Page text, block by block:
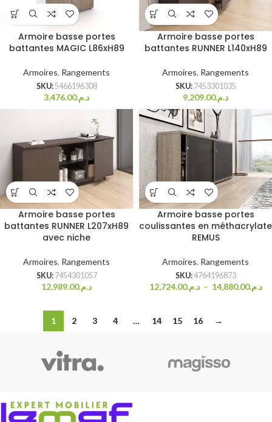
Armoire basse portes
battantes MAGIC L86xH89
Armoires, Rangements
SKU:5466196308
د.م.3,476.00
Armoire basse portes
battantes RUNNER L140xH89
Armoires, Rangements
SKU: 7453301035
د.م.9,209.00
Armoire basse portes
battantes RUNNER L207xH89
avec niche
Armoires, Rangements
SKU: 7454301057
د.م.12,989.00
Armoire basse portes
coulissantes en méthacrylate
REMUS
Armoires, Rangements
SKU:4764196873
د.م.12,724.00 – د.م.14,880.00
1 2 3 4 … 14 15 16 →